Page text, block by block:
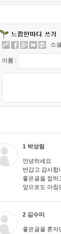
소
이름 :
1 박성림
안녕하세요
반갑고 감사합
좋은글을 접하
앞으로도 아침
2 김수미
좋은글을 혼자